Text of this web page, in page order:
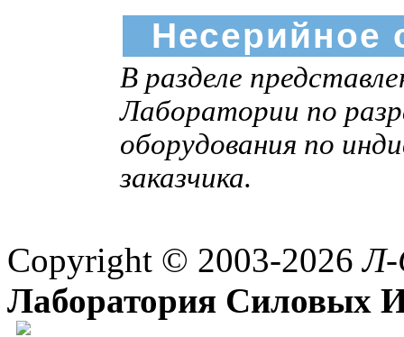
Несерийное
В разделе
Лаборатории по
оборудования по
заказчика.
Copyright © 2003-2026
Лаборатория Силовых